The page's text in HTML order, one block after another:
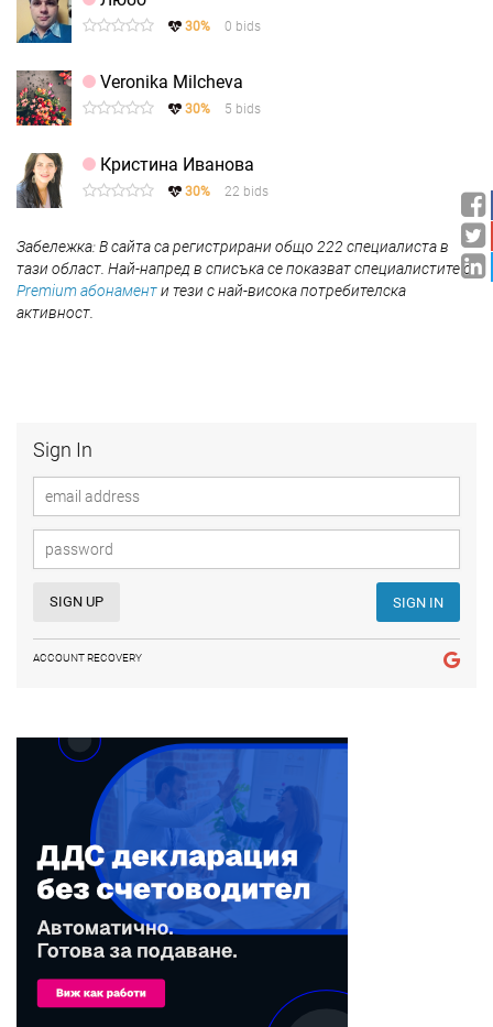
Sign In
SIGN UP SIGN IN
ACCOUNT RECOVERY
30% 0 bids
Veronika Milcheva
30% 5 bids
Кристина Иванова
30% 22 bids
Забележка: В сайта са регистрирани общо 222 специалиста в
тази област. Най-напред в списъка се показват специалистите с
Premium абонаменти тези с най-висока потребителска
активност.